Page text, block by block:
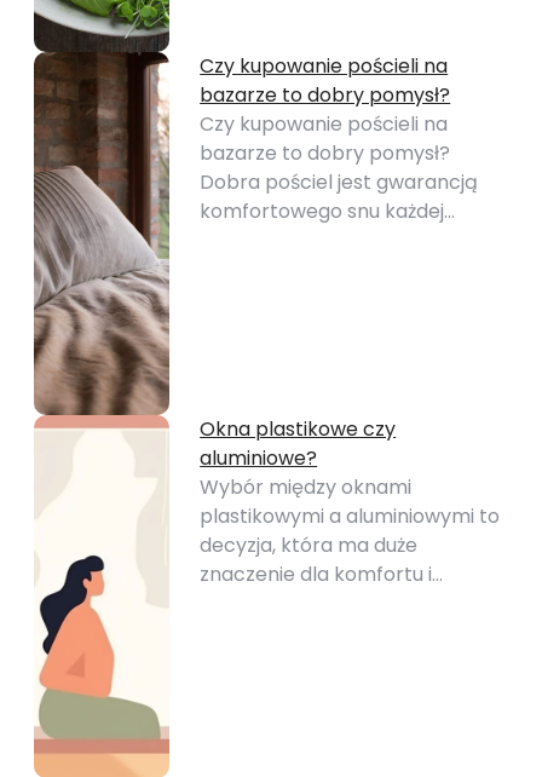
Czy kupowanie pościeli na
bazarze to dobry pomysł?
Czy kupowanie pościeli na
bazarze to dobry pomysł?
Dobra pościel jest gwarancją
komfortowego snu każdej…
Okna plastikowe czy
aluminiowe?
Wybór między oknami
plastikowymi a aluminiowymi to
decyzja, która ma duże
znaczenie dla komfortu i…